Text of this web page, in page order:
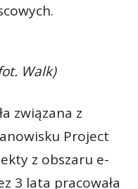
Walk)
związana z
Project
z obszaru e-
3 lata pracowała